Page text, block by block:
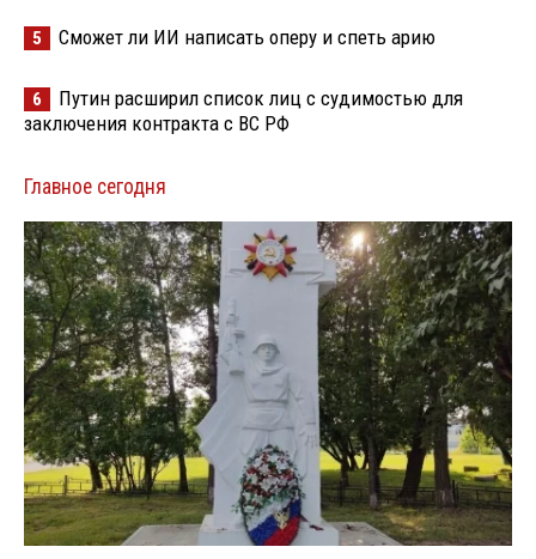
5 Сможет ли ИИ написать оперу и спеть арию
6
Путин расширил список лиц с судимостью для
заключения контракта с ВС РФ
Главное сегодня